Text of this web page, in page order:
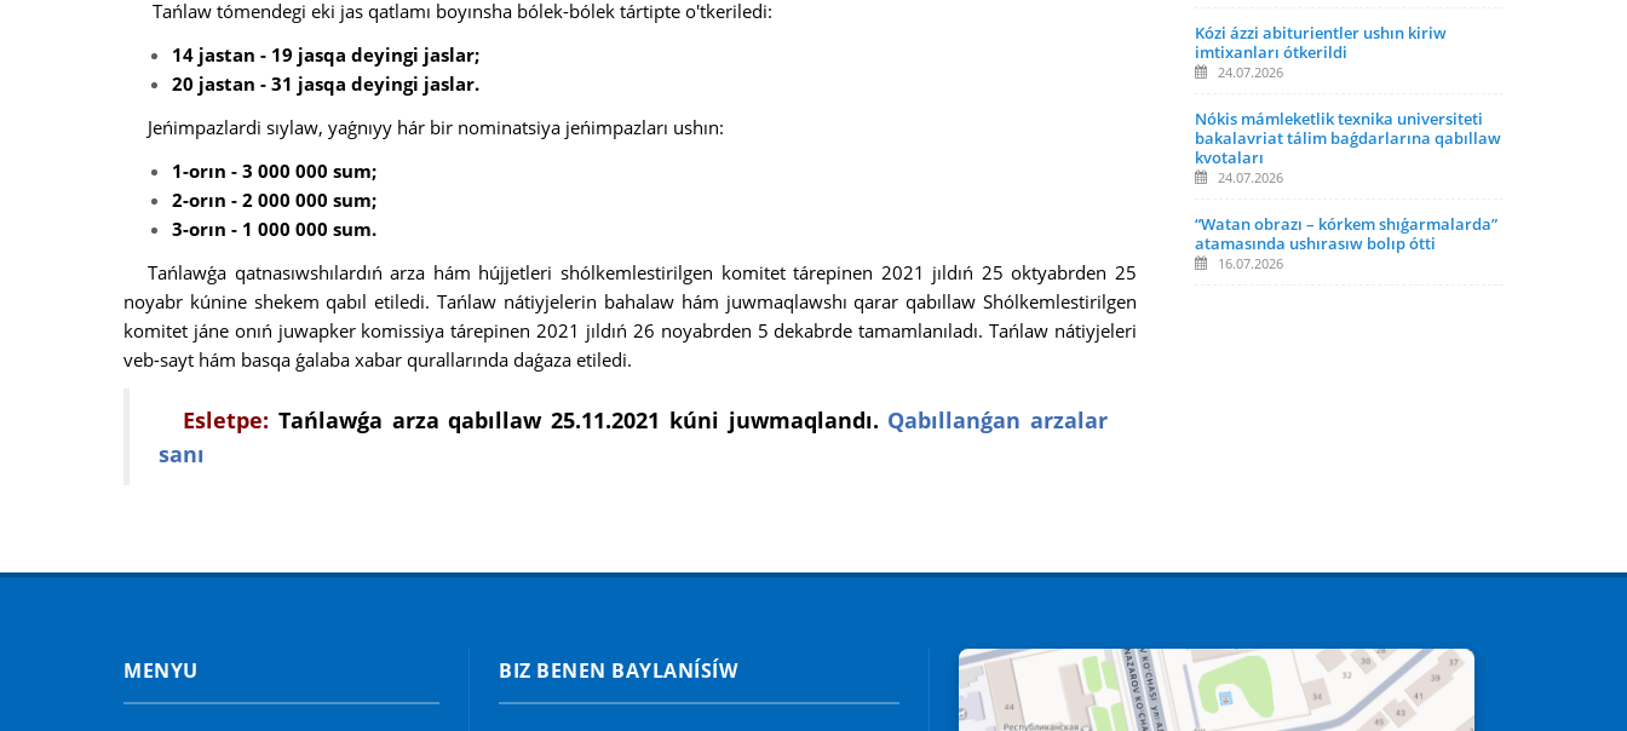
Tańlaw tómendegi eki jas qatlamı boyınsha bólek-bólek tártipte o'tkeriledi:
14 jastan - 19 jasqa deyingi jaslar;
20 jastan - 31 jasqa deyingi jaslar.
Jeńimpazlardi sıylaw, yaǵnıyy hár bir nominatsiya jeńimpazları ushın:
1-orın - 3 000 000 sum;
2-orın - 2 000 000 sum;
3-orın - 1 000 000 sum.
Tańlawǵa qatnasıwshılardıń arza hám hújjetleri shólkemlestirilgen komitet tárepinen 2021 jıldıń 25 oktyabrden 25
noyabr kúnine shekem qabıl etiledi. Tańlaw nátiyjelerin bahalaw hám juwmaqlawshı qarar qabıllaw Shólkemlestirilgen
komitet jáne onıń juwapker komissiya tárepinen 2021 jıldıń 26 noyabrden 5 dekabrde tamamlanıladı. Tańlaw nátiyjeleri
veb-sayt hám basqa ǵalaba xabar qurallarında daǵaza etiledi.
Esletpe: Tańlawǵa arza qabıllaw 25.11.2021 kúni juwmaqlandı. Qabıllanǵan arzalar
sanı
Kózi ázzi abiturientler ushın kiriw
imtixanları ótkerildi
24.07.2026
Nókis mámleketlik texnika universiteti
bakalavriat tálim baǵdarlarına qabıllaw
kvotaları
24.07.2026
“Watan obrazı – kórkem shıǵarmalarda”
atamasında ushırasıw bolıp ótti
16.07.2026
MENYU BIZ BENEN BAYLANÍSÍW